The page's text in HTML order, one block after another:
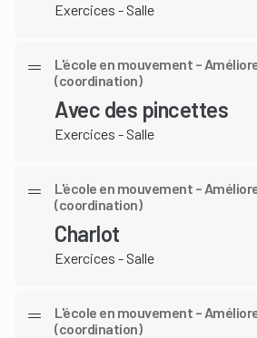
Exercices - Salle
L'école en mouvement –
(coordination)
Avec des pincettes
Exercices - Salle
L'école en mouvement –
(coordination)
Charlot
Exercices - Salle
L'école en mouvement –
(coordination)